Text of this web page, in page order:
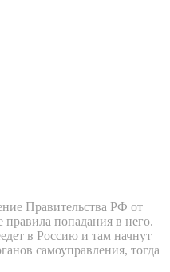
Правительства РФ от
попадания в него.
в Россию и там начнут
самоуправления, тогда